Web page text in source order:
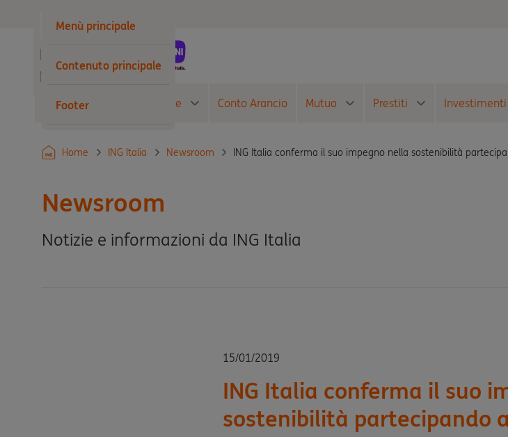
Menù principale
Contenuto principale
Footer
Privati
Wholesale
Conto Corrente Carte Conto Arancio Mutuo Prestiti Investimenti
Home ING Italia Newsroom ING Italia conferma il suo impegno nella sostenibilità
Newsroom
Notizie e informazioni da ING Italia
15/01/2019
ING Italia conferma il suo
sostenibilità partecipando